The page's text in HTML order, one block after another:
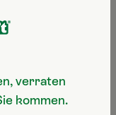
genutzt
werden mit
Zeobas
als
verraten
kommen.